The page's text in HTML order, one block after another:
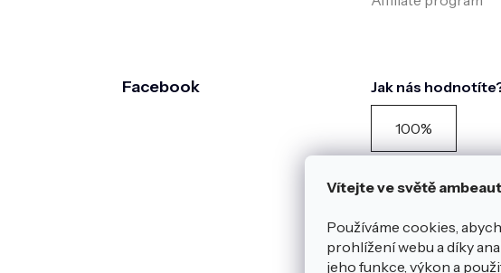
Vítejte ve světě
Používáme cookies,
prohlížení webu a díky
jeho funkce, výkon a
Facebook Jak nás
100%
zákazníků
dotazníku
Zobrazit všech981
Heuréce
Nebo nám